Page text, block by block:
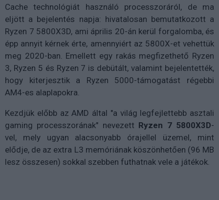
Cache technológiát használó processzoráról, de ma
eljött a bejelentés napja: hivatalosan bemutatkozott a
Ryzen 7 5800X3D, ami április 20-án kerül forgalomba, és
épp annyit kérnek érte, amennyiért az 5800X-et vehettük
meg 2020-ban. Emellett egy rakás megfizethető Ryzen
3, Ryzen 5 és Ryzen 7 is debütált, valamint bejelentették,
hogy kiterjesztik a Ryzen 5000-támogatást régebbi
AM4-es alaplapokra.
Kezdjük előbb az AMD által "a világ legfejlettebb asztali
gaming processzorának" nevezett Ryzen 7 5800X3D-
vel, mely ugyan alacsonyabb órajellel üzemel, mint
elődje, de az extra L3 memóriának köszönhetően (96 MB
lesz összesen) sokkal szebben futhatnak vele a játékok.